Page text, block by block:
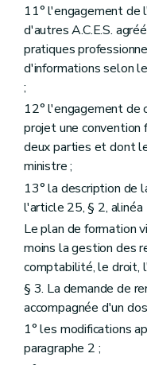
11° l'engagement de
d'autres A.C.E.S.
pratiques
d'informations selon
;
12° l'engagement de
projet une
deux parties et dont
ministre ;
13° la description de
l'article 25, § 2, alinéa
Le plan de formation
moins la gestion des
comptabilité, le droit,
§ 3. La demande de
accompagnée d'un
1° les modifications
paragraphe 2 ;